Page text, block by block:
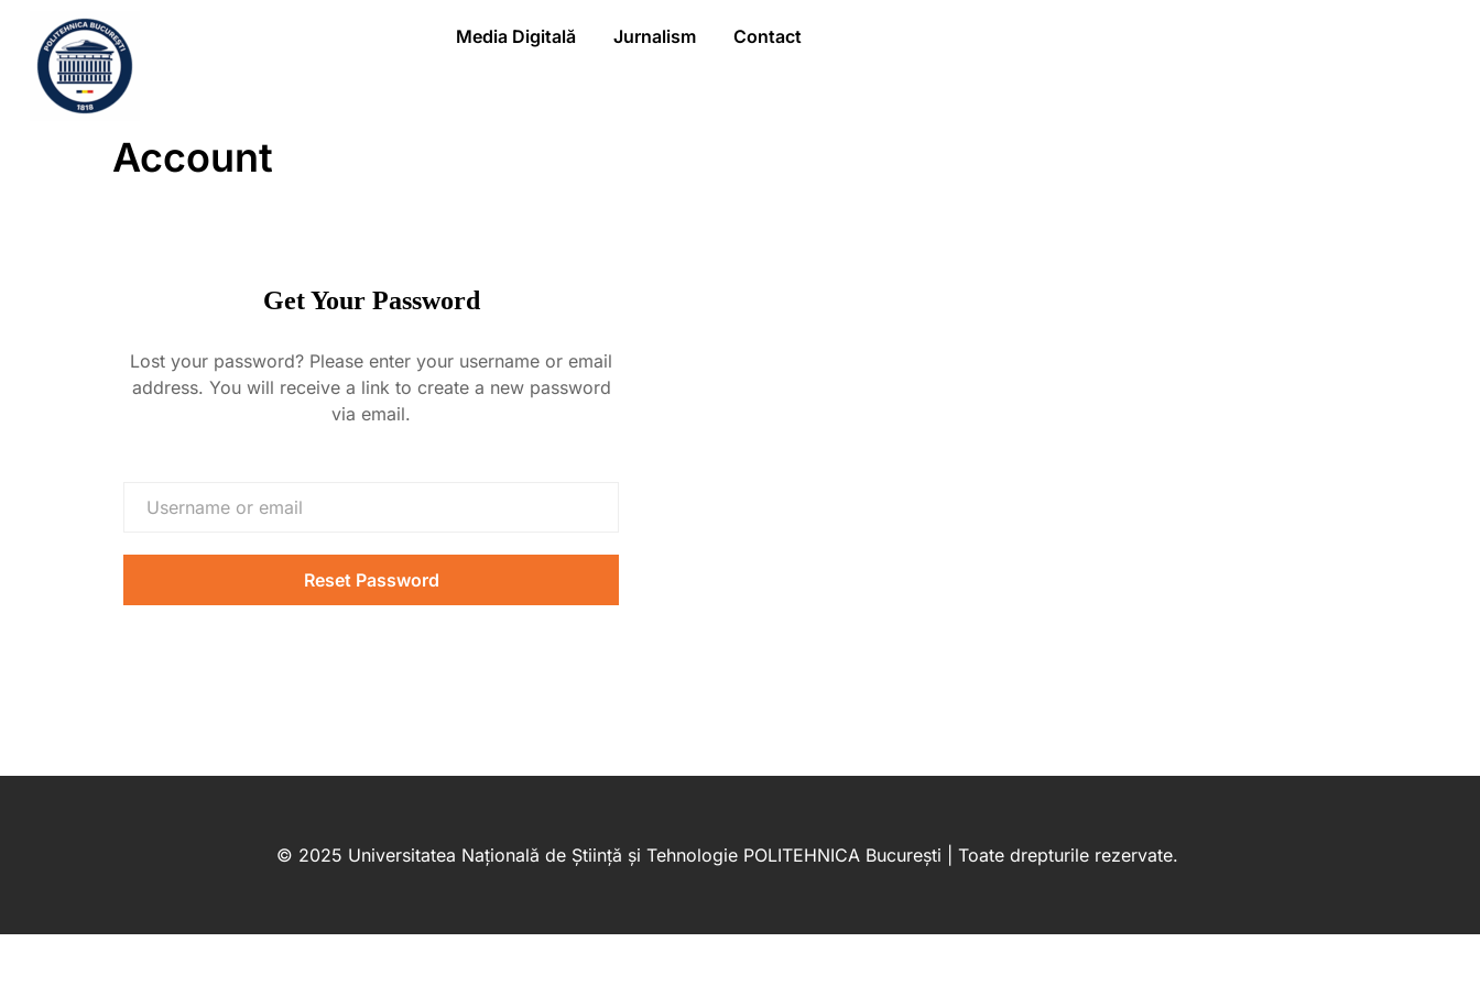
Media Digitală Jurnalism Contact
Account
Get Your Password
Lost your password? Please enter your username or email
address. You will receive a link to create a new password
via email.
© 2025 Universitatea Națională de Știință și Tehnologie POLITEHNICA București | Toate drepturile rezervate.